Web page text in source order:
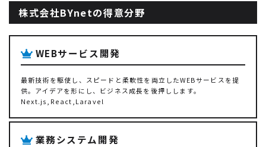
株式会社BYnetの得意分野
WEBサービス開発
最新技術を駆使し、スピードと柔軟性を両立したWEBサービスを提
供。アイデアを形にし、ビジネス成長を後押しします。
Next.js,React,Laravel
業務システム開発